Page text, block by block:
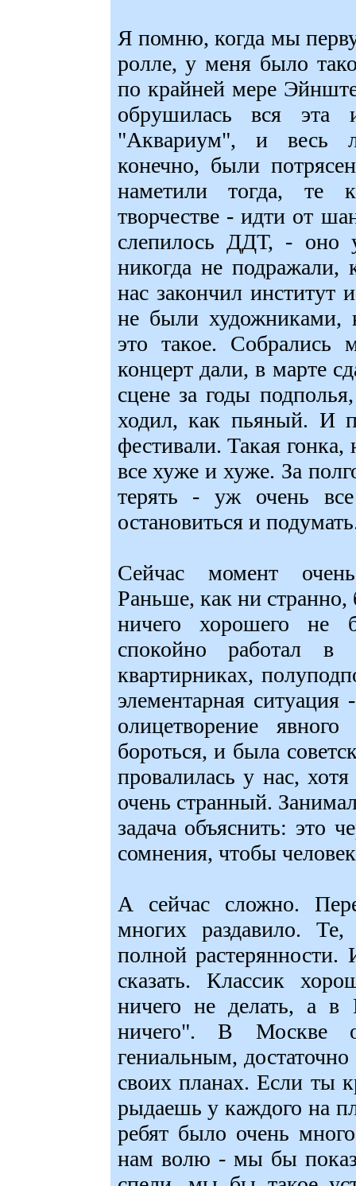
Я помню, когда мы
ролле, у меня было
по крайней мере
обрушилась вся
"Аквариум", и весь
конечно, были
наметили тогда, те
творчестве - идти от
слепилось ДДТ, - оно
никогда не
нас закончил институт
не были художниками,
это такое.
концерт дали, в марте
сцене за годы
ходил, как пьяный. И
фестивали. Такая гонка,
все хуже и хуже. За
терять - уж очень
остановиться и
Сейчас момент
Раньше, как ни странно,
ничего хорошего не
спокойно работал в
квартирниках,
элементарная
олицетворение
бороться, и была
провалилась у нас,
очень странный.
задача объяснить: это
сомнения, чтобы
А сейчас сложно.
многих раздавило.
полной
сказать. Классик
ничего не делать, а в
ничего". В Москве
гениальным,
своих планах. Если ты
рыдаешь у каждого на
ребят было очень
нам волю - мы бы